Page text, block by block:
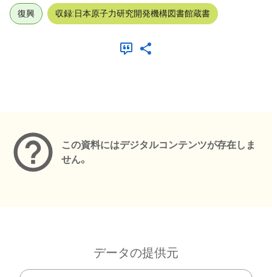
復興 収録:日本原子力研究開発機構図書館蔵書
この資料にはデジタルコンテンツが存在しま
せん。
データの提供元